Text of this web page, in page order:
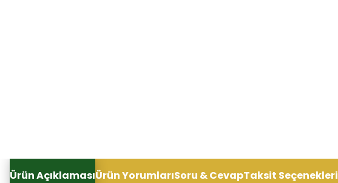
Ürün AçıklamasıÜrün YorumlarıSoru & CevapTaksit Seçenekleri